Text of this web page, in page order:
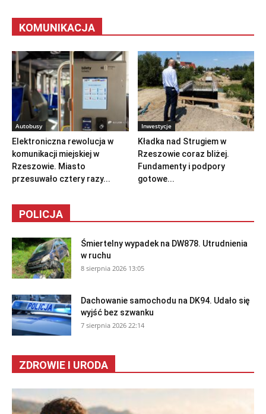
KOMUNIKACJA
Autobusy
Elektroniczna rewolucja w
komunikacji miejskiej w
Rzeszowie. Miasto
przesuwało cztery razy...
Inwestycje
Kładka nad Strugiem w
Rzeszowie coraz bliżej.
Fundamenty i podpory
gotowe...
POLICJA
Śmiertelny wypadek na DW878. Utrudnienia
w ruchu
8 sierpnia 2026 13:05
Dachowanie samochodu na DK94. Udało się
wyjść bez szwanku
7 sierpnia 2026 22:14
ZDROWIE I URODA